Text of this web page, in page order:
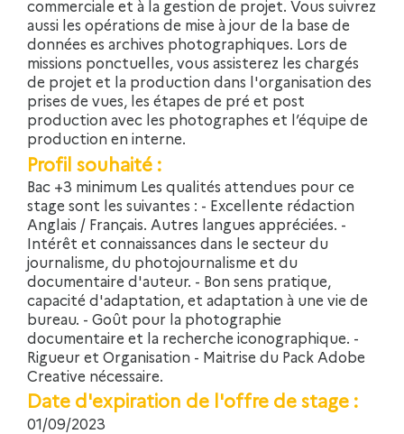
commerciale et à la gestion de projet. Vous suivrez
aussi les opérations de mise à jour de la base de
données es archives photographiques. Lors de
missions ponctuelles, vous assisterez les chargés
de projet et la production dans l'organisation des
prises de vues, les étapes de pré et post
production avec les photographes et l’équipe de
production en interne.
Profil souhaité :
Bac +3 minimum Les qualités attendues pour ce
stage sont les suivantes : - Excellente rédaction
Anglais / Français. Autres langues appréciées. -
Intérêt et connaissances dans le secteur du
journalisme, du photojournalisme et du
documentaire d'auteur. - Bon sens pratique,
capacité d'adaptation, et adaptation à une vie de
bureau. - Goût pour la photographie
documentaire et la recherche iconographique. -
Rigueur et Organisation - Maitrise du Pack Adobe
Creative nécessaire.
Date d'expiration de l'offre de stage :
01/09/2023